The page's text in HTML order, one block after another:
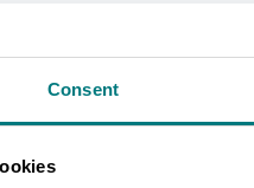
Consent
di Terra del
è l’unica forma d’arte di
un importante pezzo di storia:
. Infatti, è da circa un
Tre opere